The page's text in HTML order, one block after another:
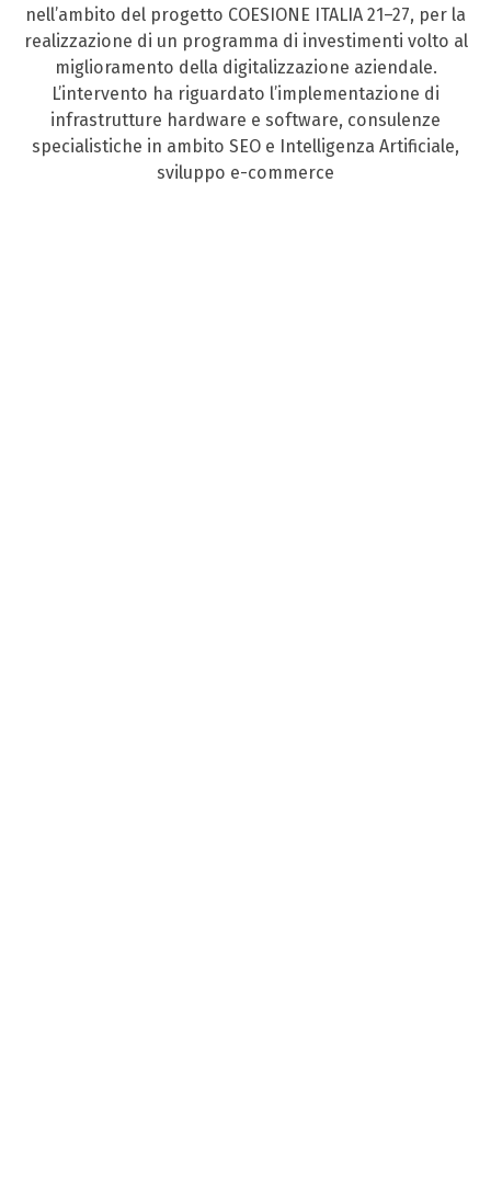
nell’ambito del progetto COESIONE ITALIA 21–27, per la
realizzazione di un programma di investimenti volto al
miglioramento della digitalizzazione aziendale.
L’intervento ha riguardato l’implementazione di
infrastrutture hardware e software, consulenze
specialistiche in ambito SEO e Intelligenza Artificiale,
sviluppo e-commerce